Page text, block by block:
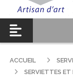
ACCUEIL
SERVIETTES ET